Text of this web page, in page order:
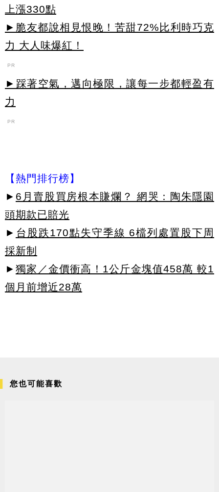
上漲330點
►脆友都說相見恨晚！苦甜72%比利時巧克
力 大人味爆紅！
PR
►踩著空氣，邁向極限，讓每一步都輕盈有
力
PR
【熱門排行榜】
► 6月賣股買房根本賺爛？ 網哭：陶朱隱園
頭期款已賠光
► 台股跌170點失守季線 6檔列處置股下周
採新制
► 獨家／金價衝高！1公斤金塊值458萬 較1
個月前增近28萬
您也可能喜歡